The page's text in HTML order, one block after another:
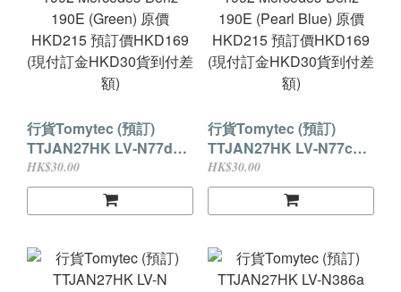
行貨Tomytec (預訂)
TTJAN27HK LV-N77d
1992 Mercedes-Benz
190E (Green) 原價
HKD215 預訂價HKD169
差額)
HK$30.00
行貨Tomytec (預訂)
TTJAN27HK LV-N77c
1992 Mercedes-Benz
190E (Pearl Blue) 原價
HKD215 預訂價HKD169
差額)
HK$30.00